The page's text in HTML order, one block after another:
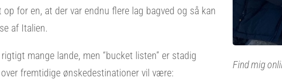
for en, at der var endnu flere lag bagved og så kan
af Italien.
mange lande, men “bucket listen” er stadig
fremtidige ønskedestinationer vil være:
Find mig